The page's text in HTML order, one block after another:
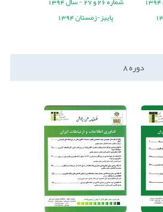
پاییز-زمستان 1394
دوره8